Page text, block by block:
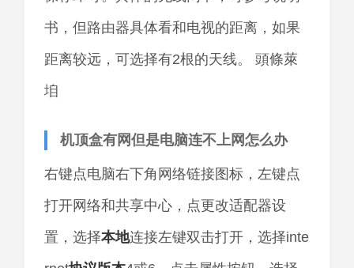
书，但路由器具体看和电视的距离，如果
距离较远，可选择有2根的天线。 頭條萊
垍
机顶盒有网但是电脑连不上网怎么办
右键点电脑右下角网络链接图标，左键点
打开网络和共享中心，点更改适配器设
置，选择本地连接左键双击打开，选择inte